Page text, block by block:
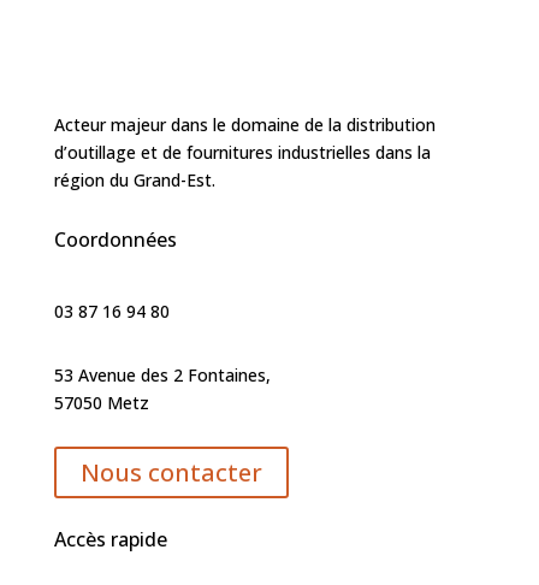
Acteur majeur dans le domaine de la distribution
d’outillage et de fournitures industrielles dans la
région du Grand-Est.
Coordonnées
03 87 16 94 80
53 Avenue des 2 Fontaines,
57050 Metz
Nous contacter
Accès rapide